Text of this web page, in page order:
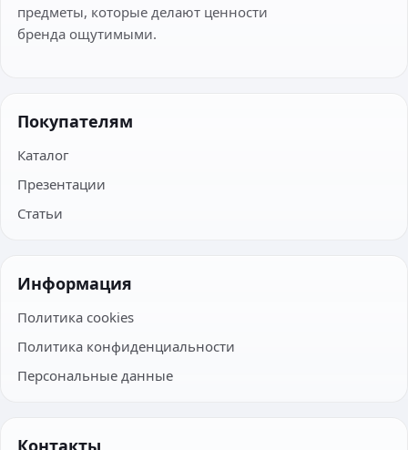
предметы, которые делают ценности
бренда ощутимыми.
Покупателям
Каталог
Презентации
Статьи
Информация
Политика cookies
Политика конфиденциальности
Персональные данные
Контакты